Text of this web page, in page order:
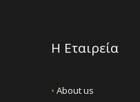
Η Εταιρεία
• About us